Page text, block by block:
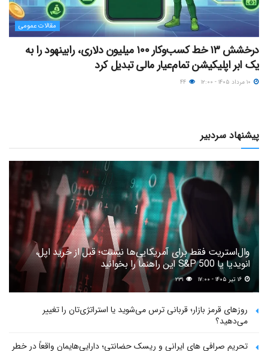
مقالات عمومی
درخشش ۱۳ خط کسب‌وکار ۱۰۰ میلیون دلاری، رابینهود را به
یک ابر اپلیکیشن تمام‌عیار مالی تبدیل کرد
پیشنهاد سردبیر
وال‌استریت فقط برای آمریکایی‌ها نیست؛ قبل از خرید اپل،
انویدیا یا S&P 500 این راهنما را بخوانید
۲۳۱
روزهای قرمز بازار؛ قربانی ترس می‌شوید یا استراتژی‌تان را تغییر
می‌دهید؟
تحریم صرافی های ایرانی و ریسک حضانتی؛ دارایی‌هایمان واقعاً در خطر